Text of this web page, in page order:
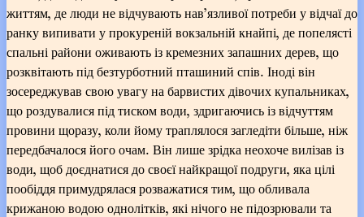
життям, де люди не відчувають нав’язливої потреби у відчаї до
ранку випивати у прокуреній вокзальній кнайпі, де попелясті
спальні райони оживають із кремезних запашних дерев, що
розквітають під безтурботний пташиний спів. Іноді він
зосереджував свою увагу на барвистих дівочих купальниках,
що роздувалися під тиском води, здригаючись із відчуттям
провини щоразу, коли йому траплялося загледіти більше, ніж
передбачалося його очам. Він лише зрідка неохоче вилізав із
води, щоб доєднатися до своєї найкращої подруги, яка цілі
пообіддя примудрялася розважатися тим, що обливала
крижаною водою однолітків, які нічого не підозрювали та